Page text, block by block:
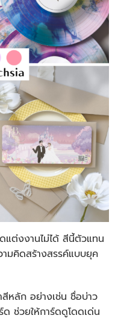
แต่งงานไม่ได้ สีนี้ตัวแทน
มคิดสร้างสรรค์แบบยุค
สีหลัก อย่างเช่น ชื่อบ่าว
ช่วยให้การ์ดดูโดดเด่น